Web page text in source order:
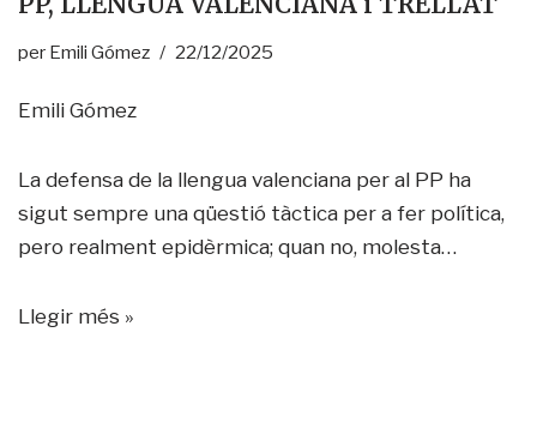
per Emili Gómez 22/12/2025
Emili Gómez
La defensa de la llengua valenciana per al PP ha
sigut sempre una qüestió tàctica per a fer política,
pero realment epidèrmica; quan no, molesta…
Llegir més »